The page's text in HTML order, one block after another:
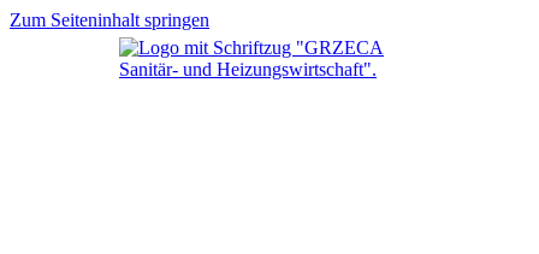
Zum Seiteninhalt springen